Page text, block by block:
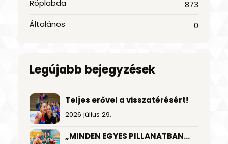
Röplabda
873
Általános
0
Legújabb bejegyzések
Teljes erővel a visszatérésért!
2026 július 29.
„MINDEN EGYES PILLANATBAN